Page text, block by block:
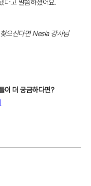
다고 말씀하셨어요.
으신다면 Nesia 강사님
이 더 궁금하다면?